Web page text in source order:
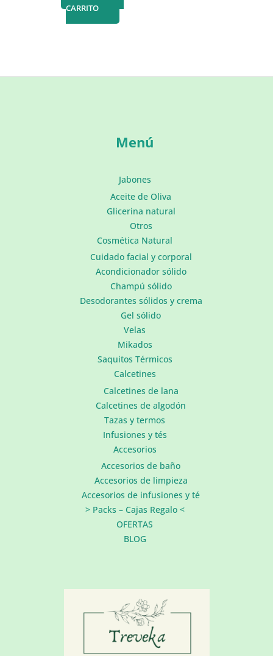
CARRITO
Menú
Jabones
Aceite de Oliva
Glicerina natural
Otros
Cosmética Natural
Cuidado facial y corporal
Acondicionador sólido
Champú sólido
Desodorantes sólidos y crema
Gel sólido
Velas
Mikados
Saquitos Térmicos
Calcetines
Calcetines de lana
Calcetines de algodón
Tazas y termos
Infusiones y tés
Accesorios
Accesorios de baño
Accesorios de limpieza
Accesorios de infusiones y té
> Packs – Cajas Regalo <
OFERTAS
BLOG